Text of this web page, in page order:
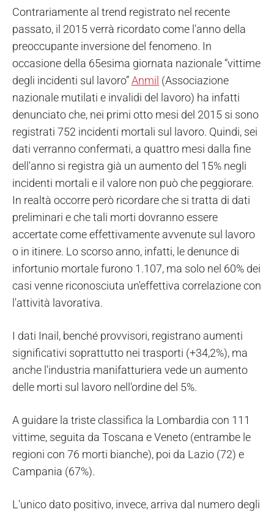
Contrariamente al trend registrato nel recente
passato, il 2015 verrà ricordato come l'anno della
preoccupante inversione del fenomeno. In
occasione della 65esima giornata nazionale “vittime
degli incidenti sul lavoro”Anmil (Associazione
nazionale mutilati e invalidi del lavoro) ha infatti
denunciato che, nei primi otto mesi del 2015 si sono
registrati 752 incidenti mortali sul lavoro. Quindi, sei
dati verranno confermati, a quattro mesi dalla fine
dell'anno si registra già un aumento del 15% negli
incidenti mortali e il valore non può che peggiorare.
In realtà occorre però ricordare che si tratta di dati
preliminari e che tali morti dovranno essere
accertate come effettivamente avvenute sul lavoro
o in itinere. Lo scorso anno, infatti, le denunce di
infortunio mortale furono 1.107, ma solo nel 60% dei
casi venne riconosciuta un'effettiva correlazione con
l'attività lavorativa.
I dati Inail, benché provvisori, registrano aumenti
significativi soprattutto nei trasporti (+34,2%), ma
anche l'industria manifatturiera vede un aumento
delle morti sul lavoro nell'ordine del 5%.
A guidare la triste classifica la Lombardia con 111
vittime, seguita da Toscana e Veneto (entrambe le
regioni con 76 morti bianche), poi da Lazio (72) e
Campania (67%).
L'unico dato positivo, invece, arriva dal numero degli